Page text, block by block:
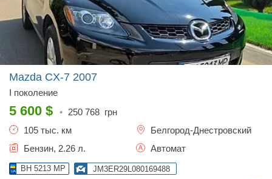
Mazda CX-7 2007
I поколение
5 600 $ • 250 768 грн
105 тыс. км
Белгород-Днестровский
Бензин, 2.26 л.
Автомат
BH 5213 MP JM3ER29L080169488